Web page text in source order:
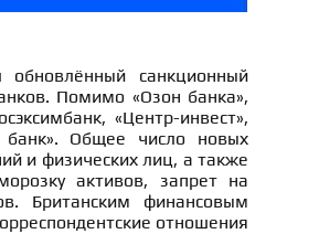
обновлённый санкционный
Помимо «Озон банка»,
«Центр-инвест»,
банк». Общее число новых
и физических лиц, а также
активов, запрет на
Британским финансовым
отношения